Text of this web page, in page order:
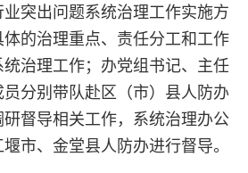
军
人
风
采
业突出问题系统治理工作实施方
的治理重点、责任分工和工作
治理工作；办党组书记、主任
员分别带队赴区（市）县人防办
督导相关工作，系统治理办公
市、金堂县人防办进行督导。